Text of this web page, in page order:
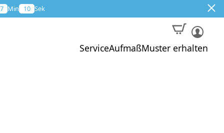
Min 09 Sek
ServiceAufmaßMuster erhalten